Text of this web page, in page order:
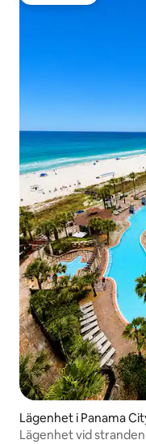
Lägenhet i Panama
Lägenhet vid